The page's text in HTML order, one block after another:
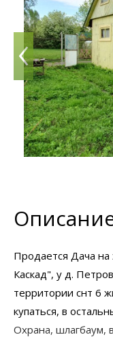
‹
Продается Дача на
Каскад", у д.
территории снт 6
купаться, в
Охрана, шлагбаум,